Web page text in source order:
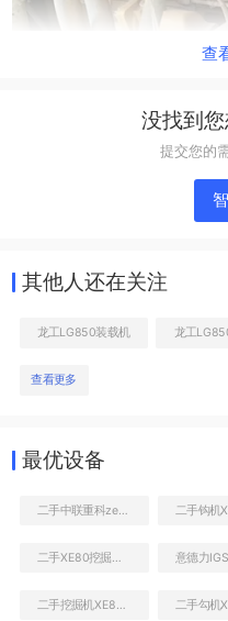
查
没找到
提交您的
其他人还在关注
龙工LG850装载机 龙工
查看更多
最优设备